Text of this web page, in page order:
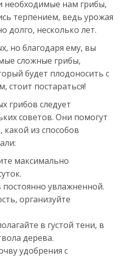
необходимые нам грибы,
терпением, ведь урожая
долго, несколько лет.
но благодаря ему, вы
сложные грибы,
будет плодоносить с
стоит постараться!
грибов следует
советов. Они помогут
из способов
максимально
увлажненной.
организуйте
в густой тени, в
дерева.
удобрения с